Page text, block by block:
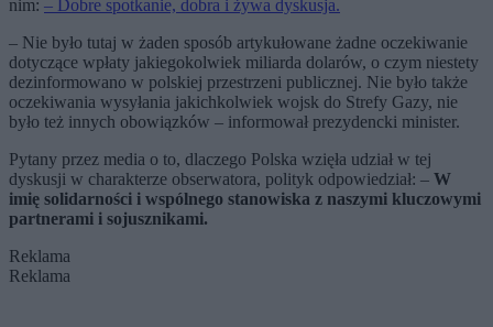
nim: – Dobre spotkanie, dobra i żywa dyskusja.
– Nie było tutaj w żaden sposób artykułowane żadne oczekiwanie
dotyczące wpłaty jakiegokolwiek miliarda dolarów, o czym niestety
dezinformowano w polskiej przestrzeni publicznej. Nie było także
oczekiwania wysyłania jakichkolwiek wojsk do Strefy Gazy, nie
było też innych obowiązków – informował prezydencki minister.
Pytany przez media o to, dlaczego Polska wzięła udział w tej
dyskusji w charakterze obserwatora, polityk odpowiedział: – W
imię solidarności i wspólnego stanowiska z naszymi kluczowymi
partnerami i sojusznikami.
Reklama
Reklama